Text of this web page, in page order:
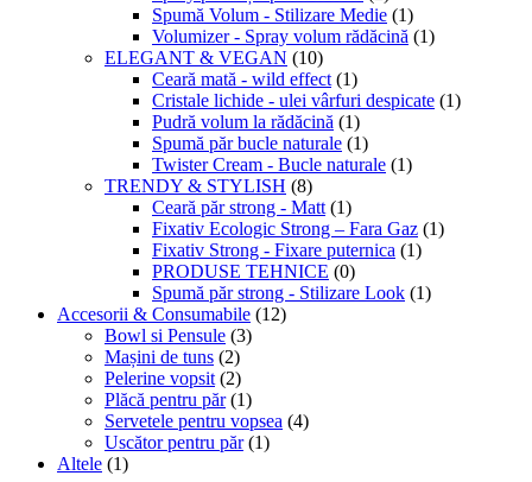
Spumă Volum - Stilizare Medie (1)
Volumizer - Spray volum rădăcină (1)
ELEGANT & VEGAN (10)
Ceară mată - wild effect (1)
Cristale lichide - ulei vârfuri despicate (1)
Pudră volum la rădăcină (1)
Spumă păr bucle naturale (1)
Twister Cream - Bucle naturale (1)
TRENDY & STYLISH (8)
Ceară păr strong - Matt (1)
Fixativ Ecologic Strong – Fara Gaz (1)
Fixativ Strong - Fixare puternica (1)
PRODUSE TEHNICE (0)
Spumă păr strong - Stilizare Look (1)
Accesorii & Consumabile (12)
Bowl si Pensule (3)
Mașini de tuns (2)
Pelerine vopsit (2)
Plăcă pentru păr (1)
Servetele pentru vopsea (4)
Uscător pentru păr (1)
Altele (1)